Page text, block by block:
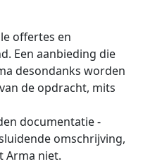
offertes en
Een aanbieding die
desondanks worden
de opdracht, mits
documentatie -
omschrijving,
Arma niet.